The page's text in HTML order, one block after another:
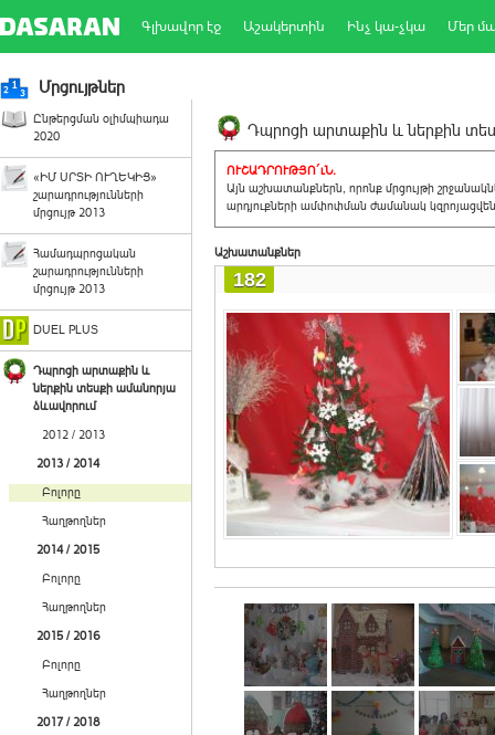
Գլխավոր էջ Աշակերտին Ինչ կա-չկա Մեր
Մրցույթներ
Ընթերցման օլիմպիադա
2020
«ԻՄ ՍՐՏԻ ՈՒՂԵԿԻՑ»
շարադրությունների
մրցույթ 2013
Համադպրոցական
շարադրությունների
մրցույթ 2013
DUEL PLUS
Դպրոցի արտաքին և
ներքին տեսքի ամանորյա
ձևավորում
2012 / 2013
2013 / 2014
Բոլորը
Հաղթողներ
2014 / 2015
Բոլորը
Հաղթողներ
2015 / 2016
Բոլորը
Հաղթողներ
2017 / 2018
Դպրոցի արտաքին և ներքին
ՈՒՇԱԴՐՈՒԹՅՈ´ւՆ.
Այն աշխատանքներն, որոնք մրցույթի
արդյուքների ամփոփման ժամանակ
Աշխատանքներ
182